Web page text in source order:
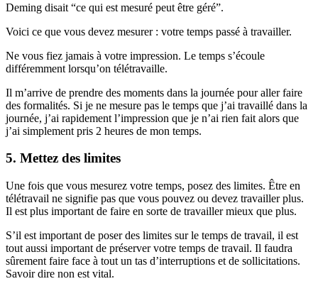
Deming disait “ce qui est mesuré peut être géré”.
Voici ce que vous devez mesurer : votre temps passé à travailler.
Ne vous fiez jamais à votre impression. Le temps s’écoule
différemment lorsqu’on télétravaille.
Il m’arrive de prendre des moments dans la journée pour aller faire
des formalités. Si je ne mesure pas le temps que j’ai travaillé dans la
journée, j’ai rapidement l’impression que je n’ai rien fait alors que
j’ai simplement pris 2 heures de mon temps.
5. Mettez des limites
Une fois que vous mesurez votre temps, posez des limites. Être en
télétravail ne signifie pas que vous pouvez ou devez travailler plus.
Il est plus important de faire en sorte de travailler mieux que plus.
S’il est important de poser des limites sur le temps de travail, il est
tout aussi important de préserver votre temps de travail. Il faudra
sûrement faire face à tout un tas d’interruptions et de sollicitations.
Savoir dire non est vital.